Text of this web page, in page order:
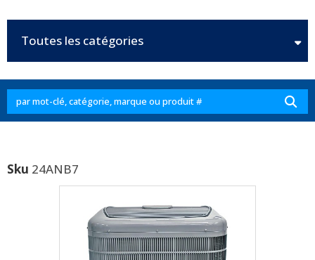
Toutes les catégories
Sku 24ANB7